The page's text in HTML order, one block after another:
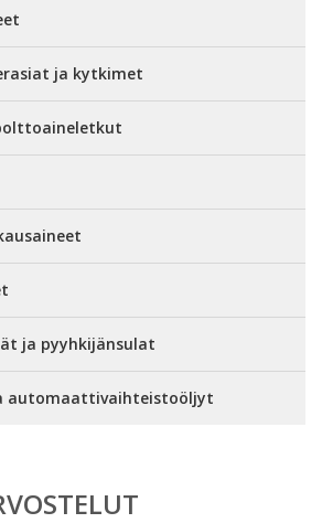
ja kytkimet
ja pyyhkijänsulat
automaattivaihteistoöljyt